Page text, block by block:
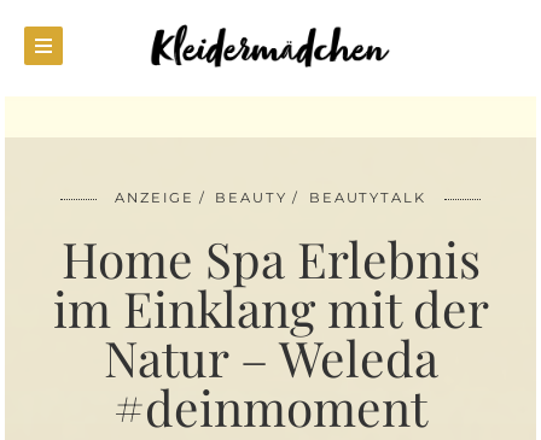
ANZEIGE BEAUTY BEAUTYTALK
Home Spa Erlebnis
im Einklang mit der
Natur – Weleda
#deinmoment